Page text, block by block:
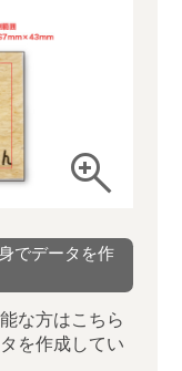
出荷可能
出荷可能
日出荷可能
zoom_in
でデータを作
な方はこちら
を作成してい